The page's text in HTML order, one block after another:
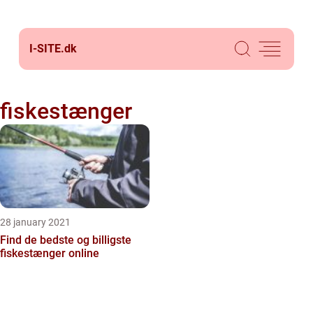
I-SITE.dk
fiskestænger
28 january 2021
Find de bedste og billigste
fiskestænger online